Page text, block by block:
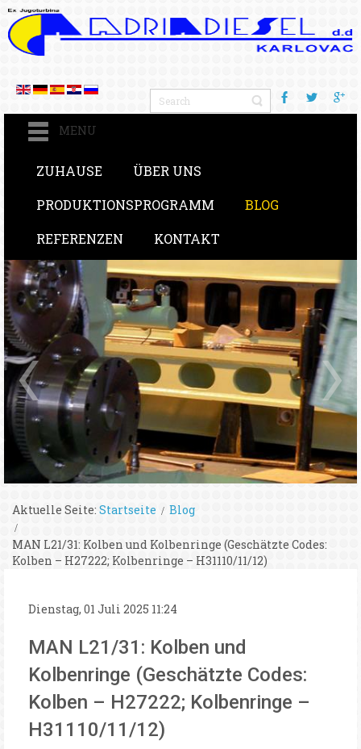
MENU
ZUHAUSE
ÜBER UNS
PRODUKTIONSPROGRAMM
BLOG
REFERENZEN
KONTAKT
Aktuelle Seite: Startseite Blog
MAN L21/31: Kolben und Kolbenringe (Geschätzte Codes:
Kolben – H27222; Kolbenringe – H31110/11/12)
Dienstag, 01 Juli 2025 11:24
MAN L21/31: Kolben und
Kolbenringe (Geschätzte Codes:
Kolben – H27222; Kolbenringe –
H31110/11/12)